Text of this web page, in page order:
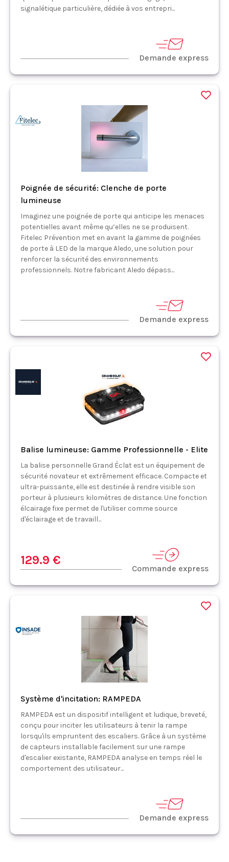
signalétique particulière, dédiée à vos entrepri...
Demande express
Poignée de sécurité: Clenche de porte
lumineuse
Imaginez une poignée de porte qui anticipe les menaces
potentielles avant même qu’elles ne se produisent.
Fitelec Prévention met en avant la gamme de poignées
de porte à LED de la marque Aledo, une solution pour
renforcer la sécurité des environnements
professionnels. Notre fabricant Aledo dépass...
Demande express
Balise lumineuse: Gamme Professionnelle - Elite
La balise personnelle Grand Éclat est un équipement de
sécurité novateur et extrêmement efficace. Compacte et
ultra-puissante, elle est destinée à rendre visible son
porteur à plusieurs kilomètres de distance. Une fonction
élcairage fixe permet de l'utiliser comme source
d'éclairage et de travaill...
129.9 €
Commande express
Système d'incitation: RAMPEDA
RAMPEDA est un dispositif intelligent et ludique, breveté,
conçu pour inciter les utilisateurs à tenir la rampe
lorsqu'ils empruntent des escaliers. Grâce à un système
de capteurs installable facilement sur une rampe
d'escalier existante, RAMPEDA analyse en temps réel le
comportement des utilisateur...
Demande express